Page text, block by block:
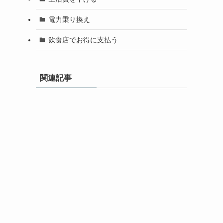
電力乗り換え
飲食店でお得に支払う
関連記事